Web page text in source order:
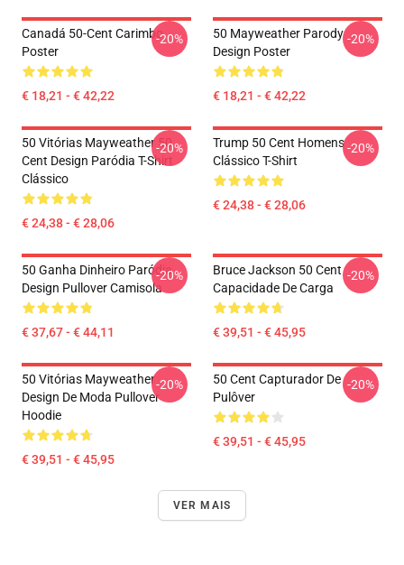
Canadá 50-Cent Carimbo
Poster
€ 18,21 - € 42,22
-20%
50 Mayweather Parody
Design Poster
€ 18,21 - € 42,22
-20%
50 Vitórias Mayweather 50
Cent Design Paródia T-Shirt
Clássico
€ 24,38 - € 28,06
-20%
Trump 50 Cent Homens
Clássico T-Shirt
€ 24,38 - € 28,06
-20%
50 Ganha Dinheiro Paródia
Design Pullover Camisola
€ 37,67 - € 44,11
-20%
Bruce Jackson 50 Cent
Capacidade De Carga
€ 39,51 - € 45,95
-20%
50 Vitórias Mayweather
Design De Moda Pullover
Hoodie
€ 39,51 - € 45,95
-20%
50 Cent Capturador De
Pulôver
€ 39,51 - € 45,95
-20%
VER MAIS